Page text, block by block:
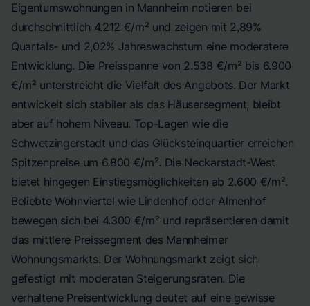
Eigentumswohnungen in Mannheim notieren bei
durchschnittlich 4.212 €/m² und zeigen mit 2,89%
Quartals- und 2,02% Jahreswachstum eine moderatere
Entwicklung. Die Preisspanne von 2.538 €/m² bis 6.900
€/m² unterstreicht die Vielfalt des Angebots. Der Markt
entwickelt sich stabiler als das Häusersegment, bleibt
aber auf hohem Niveau. Top-Lagen wie die
Schwetzingerstadt und das Glücksteinquartier erreichen
Spitzenpreise um 6.800 €/m². Die Neckarstadt-West
bietet hingegen Einstiegsmöglichkeiten ab 2.600 €/m².
Beliebte Wohnviertel wie Lindenhof oder Almenhof
bewegen sich bei 4.300 €/m² und repräsentieren damit
das mittlere Preissegment des Mannheimer
Wohnungsmarkts. Der Wohnungsmarkt zeigt sich
gefestigt mit moderaten Steigerungsraten. Die
verhaltene Preisentwicklung deutet auf eine gewisse